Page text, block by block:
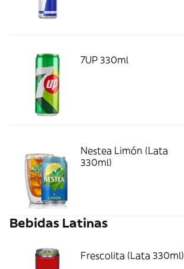
7UP 330ml
Nestea Limón (Lata
330ml)
Bebidas Latinas
Frescolita (Lata 330ml)